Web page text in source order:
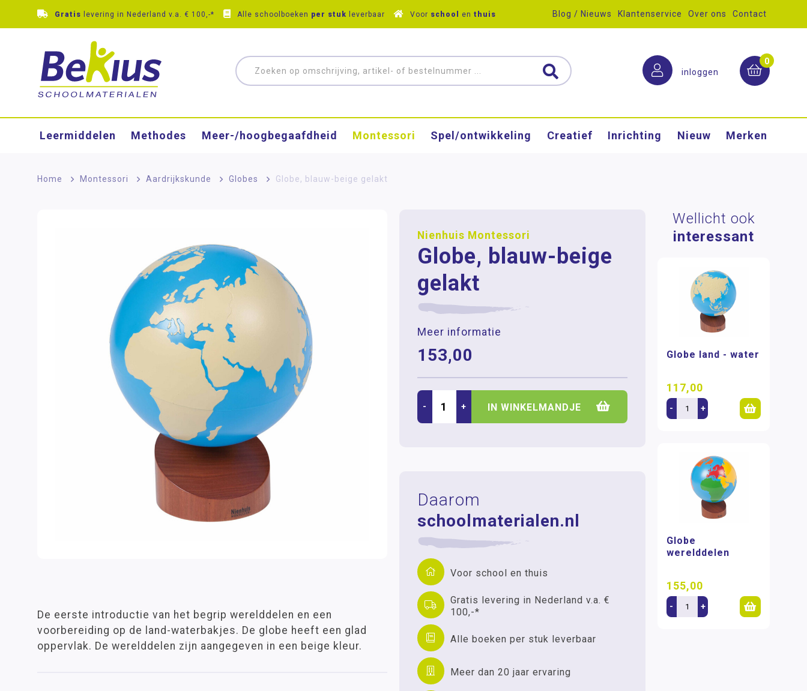
Gratis levering in Nederland v.a. € 100,-* Alle schoolboeken per stuk leverbaar Voor school en thuis Blog / Nieuws Klantenservice Over ons Contact
inloggen
0
Leermiddelen Methodes Meer-/hoog­begaafdheid Montessori Spel/ontwikkeling Creatief Inrichting Nieuw Merken
Home > Montessori > Aardrijkskunde > Globes > Globe, blauw-beige gelakt
Nienhuis Montessori
Globe, blauw-beige
gelakt
Meer informatie
153,00
- + IN WINKELMANDJE
Daarom
schoolmaterialen.nl
Voor school en thuis
Gratis levering in Nederland v.a. €
100,-*
Alle boeken per stuk leverbaar
Meer dan 20 jaar ervaring
De eerste introductie van het begrip werelddelen en een
voorbereiding op de land-waterbakjes. De globe heeft een glad
oppervlak. De werelddelen zijn aangegeven in een beige kleur.
Wellicht ook
interessant
Globe land - water
117,00
- +
Globe
werelddelen
155,00
- +